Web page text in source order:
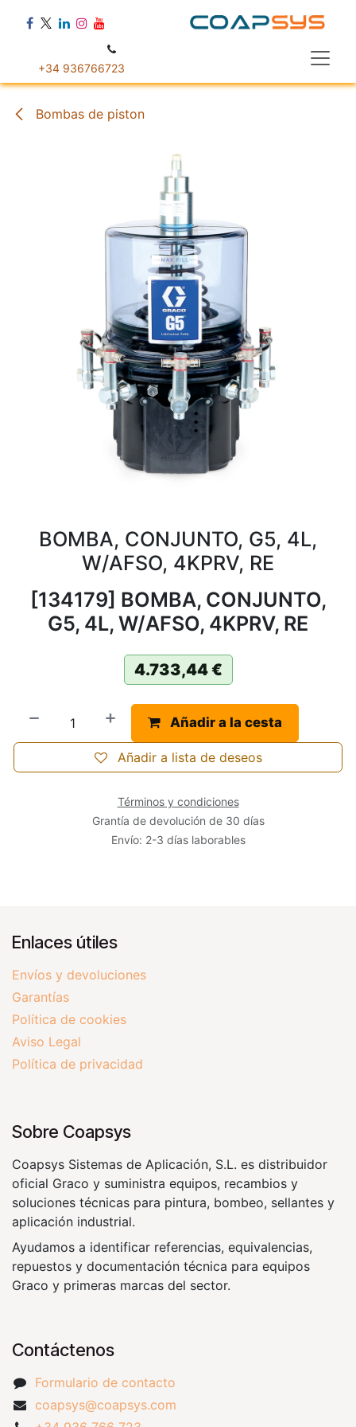
+34 936766723
Bombas de piston
BOMBA, CONJUNTO, G5, 4L,
W/AFSO, 4KPRV, RE
[134179] BOMBA, CONJUNTO,
G5, 4L, W/AFSO, 4KPRV, RE
4.733,44€
Añadir a la cesta
Añadir a lista de deseos
Términos y condiciones
Grantía de devolución de 30 días
Envío: 2-3 días laborables
Enlaces útiles
Envíos y devoluciones
Garantías
Política de cookies
Aviso Legal
Política de privacidad
Sobre Coapsys
Coapsys Sistemas de Aplicación, S.L. es distribuidor
oficial Graco y suministra equipos, recambios y
soluciones técnicas para pintura, bombeo, sellantes y
aplicación industrial.
Ayudamos a identificar referencias, equivalencias,
repuestos y documentación técnica para equipos
Graco y primeras marcas del sector.
Contáctenos
Formulario de contacto
coapsys@coapsys.com